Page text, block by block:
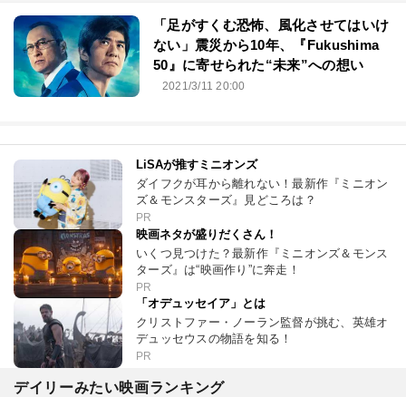
「足がすくむ恐怖、風化させてはいけ
ない」震災から10年、『Fukushima
50』に寄せられた“未来”への想い
2021/3/11 20:00
LiSAが推すミニオンズ
ダイフクが耳から離れない！最新作『ミニオン
ズ＆モンスターズ』見どころは？
PR
映画ネタが盛りだくさん！
いくつ見つけた？最新作『ミニオンズ＆モンス
ターズ』は“映画作り”に奔走！
PR
「オデュッセイア」とは
クリストファー・ノーラン監督が挑む、英雄オ
デュッセウスの物語を知る！
PR
デイリーみたい映画ランキング